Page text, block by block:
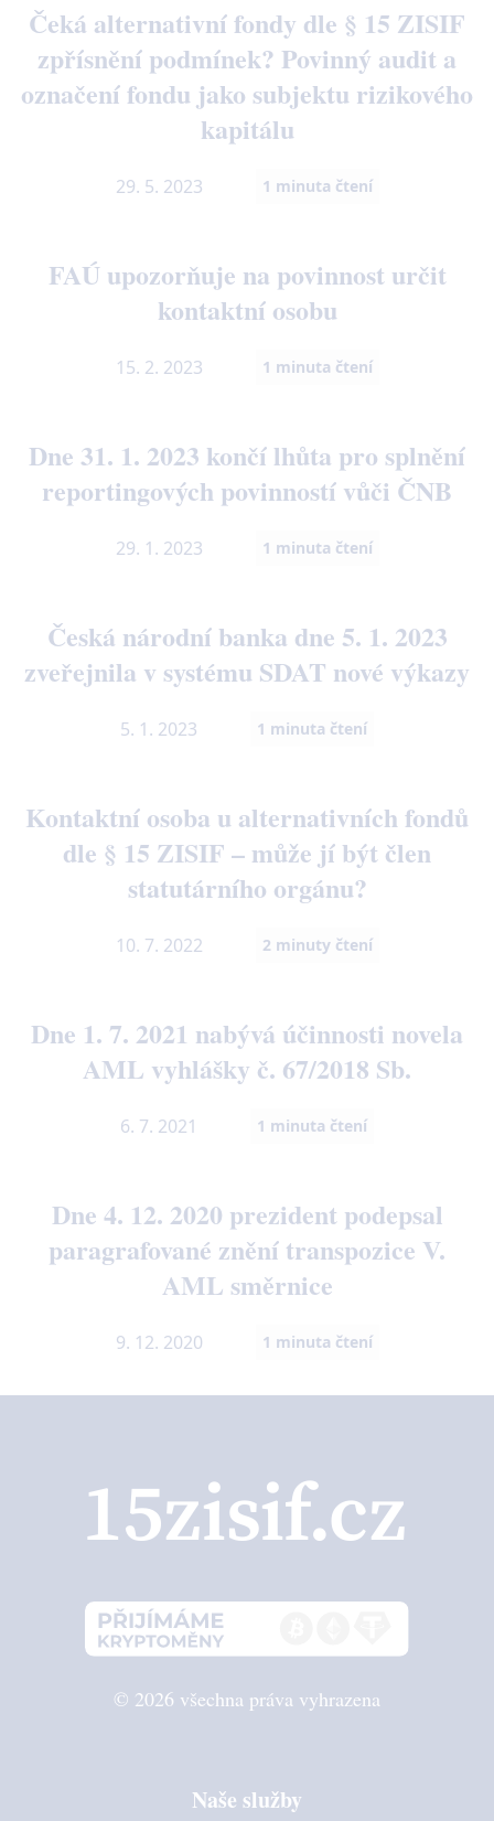
29. 5. 2023 1 minuta čtení
Čeká alternativní fondy dle § 15 ZISIF
zpřísnění podmínek? Povinný audit a
označení fondu jako subjektu rizikového
kapitálu
15. 2. 2023 1 minuta čtení
FAÚ upozorňuje na povinnost určit
kontaktní osobu
29. 1. 2023 1 minuta čtení
Dne 31. 1. 2023 končí lhůta pro splnění
reportingových povinností vůči ČNB
5. 1. 2023 1 minuta čtení
Česká národní banka dne 5. 1. 2023
zveřejnila v systému SDAT nové výkazy
10. 7. 2022 2 minuty čtení
Kontaktní osoba u alternativních fondů
dle § 15 ZISIF – může jí být člen
statutárního orgánu?
6. 7. 2021 1 minuta čtení
Dne 1. 7. 2021 nabývá účinnosti novela
AML vyhlášky č. 67/2018 Sb.
9. 12. 2020 1 minuta čtení
Dne 4. 12. 2020 prezident podepsal
paragrafované znění transpozice V.
AML směrnice
© 2026 všechna práva vyhrazena
Naše služby